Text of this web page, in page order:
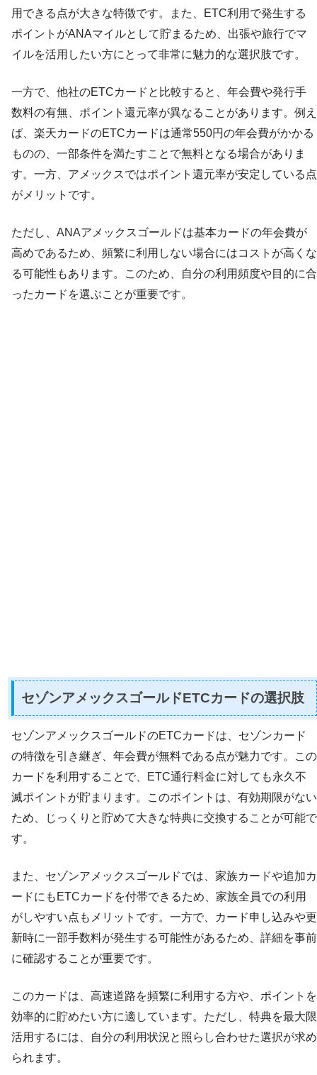
用できる点が大きな特徴です。また、ETC利用で発生する
ポイントがANAマイルとして貯まるため、出張や旅行でマ
イルを活用したい方にとって非常に魅力的な選択肢です。
一方で、他社のETCカードと比較すると、年会費や発行手
数料の有無、ポイント還元率が異なることがあります。例え
ば、楽天カードのETCカードは通常550円の年会費がかかる
ものの、一部条件を満たすことで無料となる場合がありま
す。一方、アメックスではポイント還元率が安定している点
がメリットです。
ただし、ANAアメックスゴールドは基本カードの年会費が
高めであるため、頻繁に利用しない場合にはコストが高くな
る可能性もあります。このため、自分の利用頻度や目的に合
ったカードを選ぶことが重要です。
セゾンアメックスゴールドETCカードの選択肢
セゾンアメックスゴールドのETCカードは、セゾンカード
の特徴を引き継ぎ、年会費が無料である点が魅力です。この
カードを利用することで、ETC通行料金に対しても永久不
滅ポイントが貯まります。このポイントは、有効期限がない
ため、じっくりと貯めて大きな特典に交換することが可能で
す。
また、セゾンアメックスゴールドでは、家族カードや追加カ
ードにもETCカードを付帯できるため、家族全員での利用
がしやすい点もメリットです。一方で、カード申し込みや更
新時に一部手数料が発生する可能性があるため、詳細を事前
に確認することが重要です。
このカードは、高速道路を頻繁に利用する方や、ポイントを
効率的に貯めたい方に適しています。ただし、特典を最大限
活用するには、自分の利用状況と照らし合わせた選択が求め
られます。